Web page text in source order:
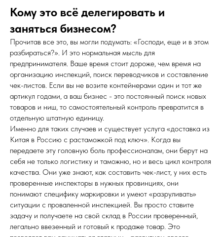
Кому это всё делегировать и
заняться бизнесом?
Прочитав все это, вы могли подумать: «Господи, еще и в этом
разбираться?». И это нормальная мысль для
предпринимателя. Ваше время стоит дороже, чем время на
организацию инспекций, поиск переводчиков и составление
чек-листов. Если вы не возите контейнерами один и тот же
артикул годами, а ваш бизнес - это постоянный поиск новых
товаров и ниш, то самостоятельный контроль превратится в
отдельную штатную единицу.
Именно для таких случаев и существует услуга «доставка из
Китая в Россию с растаможкой под ключ». Когда вы
передаете эту головную боль профессионалам, они берут на
себя не только логистику и таможню, но и весь цикл контроля
качества. Они уже знают, как составить чек-лист, у них есть
проверенные инспекторы в нужных провинциях, они
понимают специфику маркировки и умеют «разруливать»
ситуации с проваленной инспекцией. Вы просто ставите
задачу и получаете на свой склад в России проверенный,
легально ввезенный и готовый к продаже товар. Это